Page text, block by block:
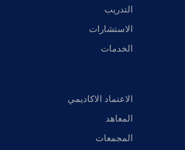
التدريب
الاستشارات
الخدمات
الاعتماد الاكاديمي
المعاهد
المجمعات